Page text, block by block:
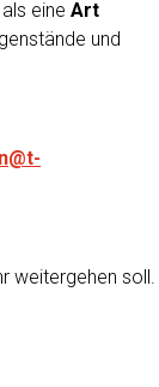
eine Art
und
weitergehen soll.